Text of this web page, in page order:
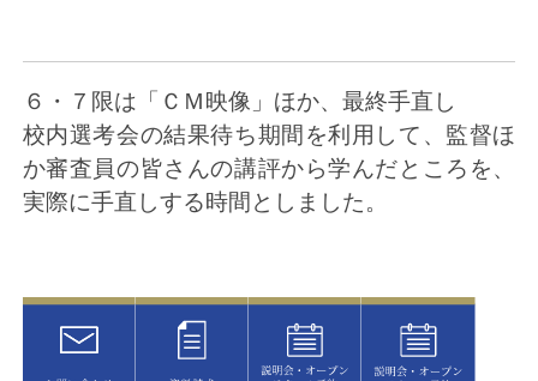
資料請求
６・７限は「ＣＭ映像」ほか、最終手直し
校内選考会の結果待ち期間を利用して、監督ほ
か審査員の皆さんの講評から学んだところを、
実際に手直しする時間としました。